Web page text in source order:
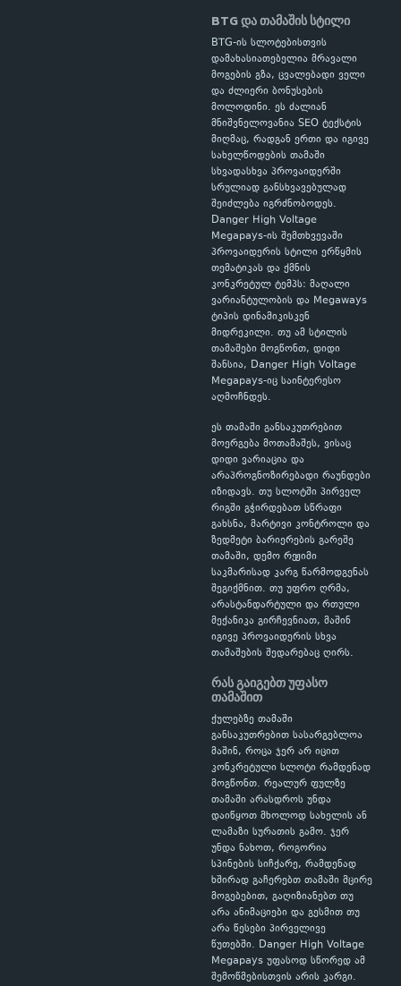
BTG და თამაშის სტილი
BTG-ის სლოტებისთვის
დამახასიათებელია მრავალი
მოგების გზა, ცვალებადი ველი
და ძლიერი ბონუსების
მოლოდინი. ეს ძალიან
მნიშვნელოვანია SEO ტექსტის
მიღმაც, რადგან ერთი და იგივე
სახელწოდების თამაში
სხვადასხვა პროვაიდერში
სრულიად განსხვავებულად
შეიძლება იგრძნობოდეს.
Danger High Voltage
Megapays-ის შემთხვევაში
პროვაიდერის სტილი ერწყმის
თემატიკას და ქმნის
კონკრეტულ ტემპს: მაღალი
ვარიანტულობის და Megaways
ტიპის დინამიკისკენ
მიდრეკილი. თუ ამ სტილის
თამაშები მოგწონთ, დიდი
შანსია, Danger High Voltage
Megapays-იც საინტერესო
აღმოჩნდეს.
ეს თამაში განსაკუთრებით
მოერგება მოთამაშეს, ვისაც
დიდი ვარიაცია და
არაპროგნოზირებადი რაუნდები
იზიდავს. თუ სლოტში პირველ
რიგში გჭირდებათ სწრაფი
გახსნა, მარტივი კონტროლი და
ზედმეტი ბარიერების გარეშე
თამაში, დემო რეჟიმი
საკმარისად კარგ წარმოდგენას
შეგიქმნით. თუ უფრო ღრმა,
არასტანდარტული და რთული
მექანიკა გირჩევნიათ, მაშინ
იგივე პროვაიდერის სხვა
თამაშების შედარებაც ღირს.
რას გაიგებთ უფასო
თამაშით
ქულებზე თამაში
განსაკუთრებით სასარგებლოა
მაშინ, როცა ჯერ არ იცით
კონკრეტული სლოტი რამდენად
მოგწონთ. რეალურ ფულზე
თამაში არასდროს უნდა
დაიწყოთ მხოლოდ სახელის ან
ლამაზი სურათის გამო. ჯერ
უნდა ნახოთ, როგორია
სპინების სიჩქარე, რამდენად
ხშირად გაჩერებთ თამაში მცირე
მოგებებით, გაღიზიანებთ თუ
არა ანიმაციები და გესმით თუ
არა წესები პირველივე
წუთებში. Danger High Voltage
Megapays უფასოდ სწორედ ამ
შემოწმებისთვის არის კარგი.